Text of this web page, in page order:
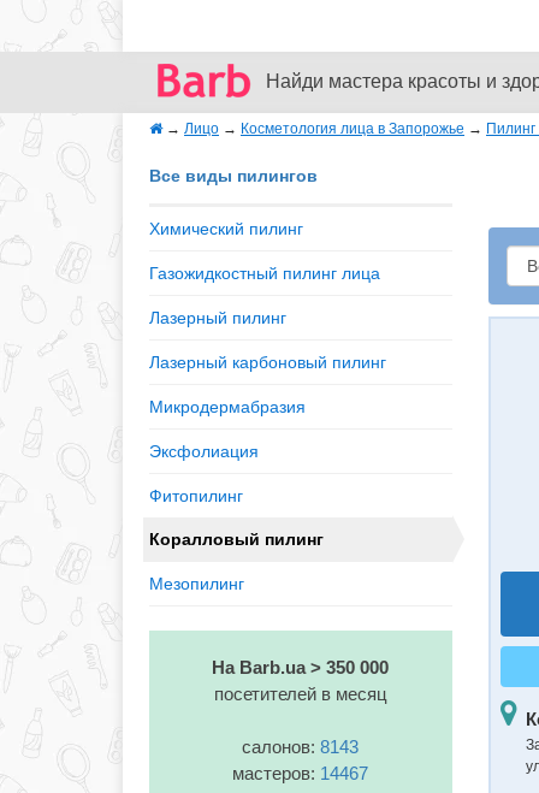
Найди мастера красоты и
→ Лицо → Косметология лица в Запорожье →
Все виды пилингов
Химический пилинг
Газожидкостный пилинг лица
Лазерный пилинг
Лазерный карбоновый пилинг
Микродермабразия
Эксфолиация
Фитопилинг
Коралловый пилинг
Мезопилинг
На Barb.ua > 350 000
посетителей в месяц
салонов:8143
мастеров: 14467